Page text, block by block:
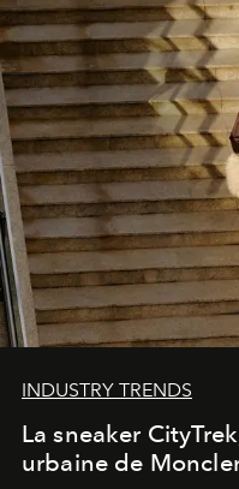
INDUSTRY TRENDS
La sneaker
urbaine de